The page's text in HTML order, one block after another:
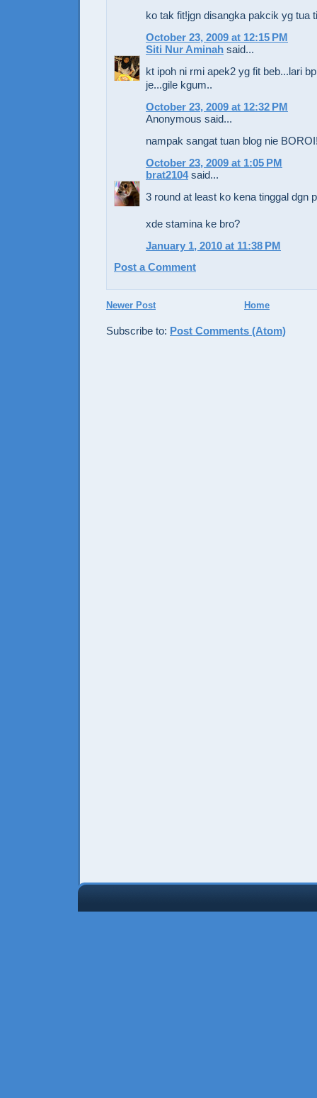
ko tak fit!jgn disangka pakcik yg tua
October 23, 2009 at 12:15 PM
Siti Nur Aminah said...
kt ipoh ni rmi apek2 yg fit beb...lari
je...gile kgum..
October 23, 2009 at 12:32 PM
Anonymous said...
nampak sangat tuan blog nie
October 23, 2009 at 1:05 PM
brat2104said...
3 round at least ko kena tinggal dgn
xde stamina ke bro?
January 1, 2010 at 11:38 PM
Post a Comment
Newer Post Home
Subscribe to: Post Comments (Atom)